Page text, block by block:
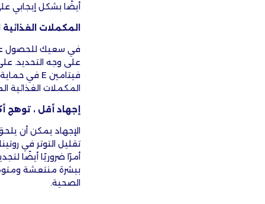
أيضًا بشكل إيجابي
المكملات الغذائية
في سعيك للحصول على
على وجه التحديد.
فيتامين E في حماية
المكملات الغذائية
إجهاد أقل ، توهج
الإجهاد يمكن أن
تقليل التوتر في
ببشرة منتعشة
الصحية.